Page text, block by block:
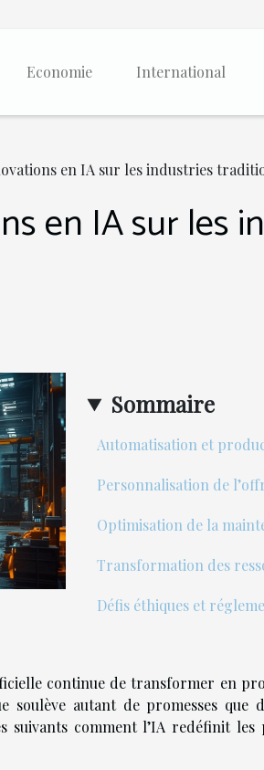
Economie International
en IA sur les industries
en IA sur les
Sommaire
Automatisation et
Personnalisation de
Optimisation de la
Transformation des
Défis éthiques et
continue de transformer en
soulève autant de promesses que
suivants comment l’IA redéfinit les